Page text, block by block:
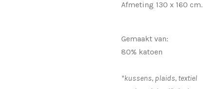
Afmeting 130 x 160 cm.
Gemaakt van:
80% katoen
*kussens, plaids, textiel